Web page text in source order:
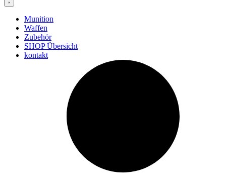
Munition
Waffen
Zubehör
SHOP Übersicht
kontakt